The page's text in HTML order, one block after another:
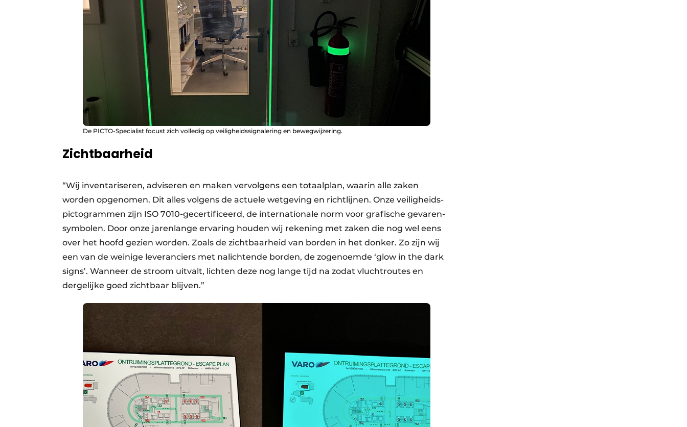
De PICTO-Specialist focust zich volledig op veiligheidssignalering en bewegwijzering.
Zichtbaarheid
“Wij inventariseren, adviseren en maken ver­volgens een totaalplan, waarin alle zaken
worden opgenomen. Dit alles volgens de actuele wetgeving en richtlijnen. Onze veiligheids­
pictogrammen zijn ISO 7010-gecertificeerd, de inter­nationale norm voor grafische gevaren­
symbolen. Door onze jaren­lange ervaring houden wij rekening met zaken die nog wel eens
over het hoofd gezien worden. Zoals de zichtbaar­heid van borden in het donker. Zo zijn wij
een van de weinige leveranciers met nalichtende borden, de zogenoemde ‘glow in the dark
signs’. Wanneer de stroom uitvalt, lichten deze nog lange tijd na zodat vluchtroutes en
dergelijke goed zichtbaar blijven.”